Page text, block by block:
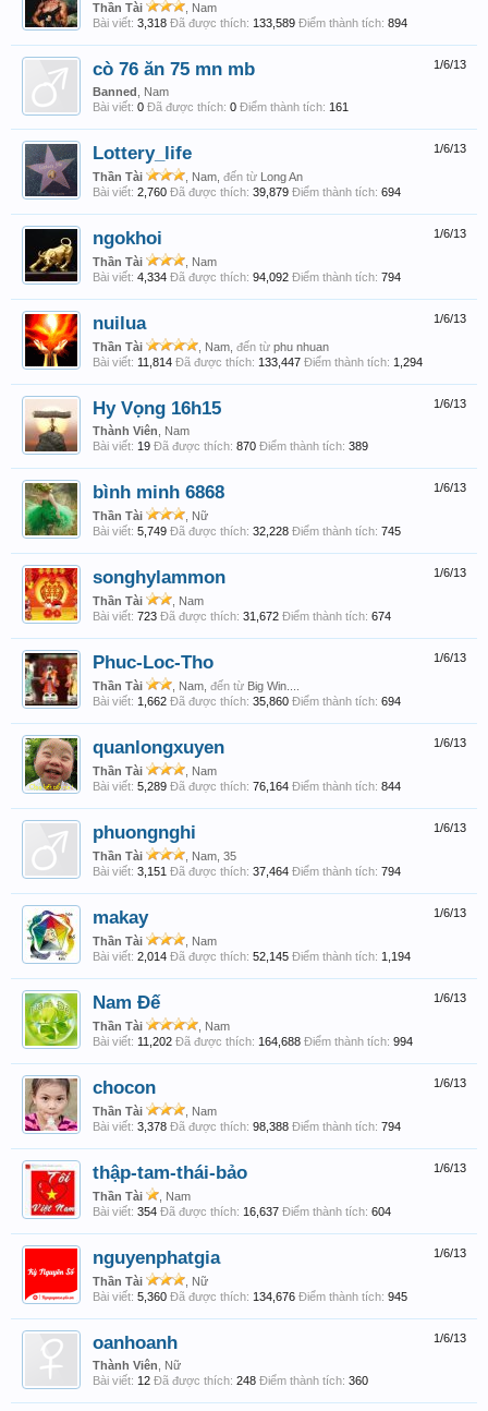
Thần Tài
, Nam
Bài viết: 3,318 Đã được thích: 133,589 Điểm thành tích: 894
1/6/13
cò 76 ăn 75 mn mb
Banned , Nam
Bài viết: 0 Đã được thích: 0 Điểm thành tích: 161
1/6/13
Lottery_life
Thần Tài , Nam, đến từ Long An
Bài viết: 2,760 Đã được thích: 39,879 Điểm thành tích: 694
1/6/13
ngokhoi
Thần Tài
, Nam
Bài viết: 4,334 Đã được thích: 94,092 Điểm thành tích: 794
1/6/13
nuilua
Thần Tài , Nam, đến từ phu nhuan
Bài viết: 11,814 Đã được thích: 133,447 Điểm thành tích: 1,294
1/6/13
Hy Vọng 16h15
Thành Viên , Nam
Bài viết: 19 Đã được thích: 870 Điểm thành tích: 389
1/6/13
bình minh 6868
Thần Tài
, Nữ
Bài viết: 5,749 Đã được thích: 32,228 Điểm thành tích: 745
1/6/13
songhylammon
Thần Tài
, Nam
Bài viết: 723 Đã được thích: 31,672 Điểm thành tích: 674
1/6/13
Phuc-Loc-Tho
Thần Tài , Nam, đến từ Big Win....
Bài viết: 1,662 Đã được thích: 35,860 Điểm thành tích: 694
1/6/13
quanlongxuyen
Thần Tài
, Nam
Bài viết: 5,289 Đã được thích: 76,164 Điểm thành tích: 844
1/6/13
phuongnghi
Thần Tài
, Nam, 35
Bài viết: 3,151 Đã được thích: 37,464 Điểm thành tích: 794
1/6/13
makay
Thần Tài
, Nam
Bài viết: 2,014 Đã được thích: 52,145 Điểm thành tích: 1,194
1/6/13
Nam Đế
Thần Tài
, Nam
Bài viết: 11,202 Đã được thích: 164,688 Điểm thành tích: 994
1/6/13
chocon
Thần Tài
, Nam
Bài viết: 3,378 Đã được thích: 98,388 Điểm thành tích: 794
1/6/13
thập-tam-thái-bảo
Thần Tài
, Nam
Bài viết: 354 Đã được thích: 16,637 Điểm thành tích: 604
1/6/13
nguyenphatgia
Thần Tài
, Nữ
Bài viết: 5,360 Đã được thích: 134,676 Điểm thành tích: 945
1/6/13
oanhoanh
Thành Viên , Nữ
Bài viết: 12 Đã được thích: 248 Điểm thành tích: 360